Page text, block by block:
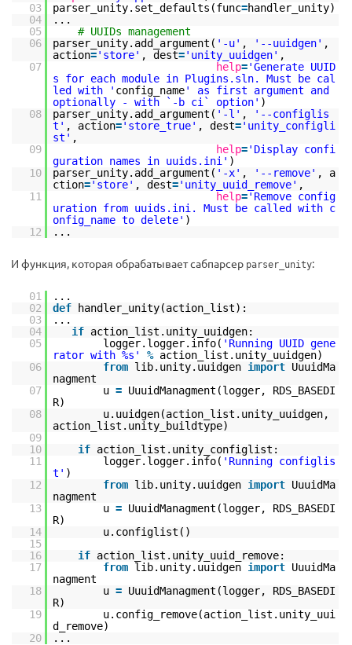
03
parser_unity.set_defaults(func=handler_unity)
04
...
05
# UUIDs management
06
parser_unity.add_argument( '-u' , '--uuidgen' ,
action='store' , dest='unity_uuidgen' ,
07
help='Generate UUID
s for each module in Plugins.sln. Must be cal
led with ' config_name' as first argument and
optionally - with `-b ci` option' )
08
parser_unity.add_argument( '-l' ,
'--configlis
t' , action='store_true' , dest='unity_configli
st' ,
09
help='Display confi
guration names in uuids.ini' )
10
parser_unity.add_argument( '-x' , '--remove' , a
ction='store' , dest='unity_uuid_remove' ,
11
help='Remove config
uration from uuids.ini. Must be called with c
onfig_name to delete' )
12
...
И функция, которая обрабатывает сабпарсер parser_unity:
01
...
02
def
handler_unity(action_list):
03
...
04
if action_list.unity_uuidgen:
05
logger.logger.info( 'Running UUID gene
rator with %s'
% action_list.unity_uuidgen)
06
from lib.unity.uuidgen import UuuidMa
nagment
07
u = UuuidManagment(logger, RDS_BASEDI
R)
08
u.uuidgen(action_list.unity_uuidgen,
action_list.unity_buildtype)
09
10
if action_list.unity_configlist:
11
logger.logger.info( 'Running configlis
t' )
12
from lib.unity.uuidgen import UuuidMa
nagment
13
u = UuuidManagment(logger, RDS_BASEDI
R)
14
u.configlist()
15
16
if action_list.unity_uuid_remove:
17
from lib.unity.uuidgen import UuuidMa
nagment
18
u = UuuidManagment(logger, RDS_BASEDI
R)
19
u.config_remove(action_list.unity_uui
d_remove)
20
...